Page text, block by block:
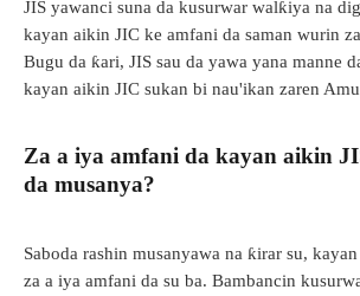
JIS yawanci suna da kusurwar walƙiya na
kayan aikin JIC ke amfani da saman wurin
Bugu da ƙari, JIS sau da yawa yana manne
kayan aikin JIC sukan bi nau'ikan zaren
Za a iya amfani da kayan aikin
da musanya?
Saboda rashin musanyawa na ƙirar su,
za a iya amfani da su ba. Bambancin